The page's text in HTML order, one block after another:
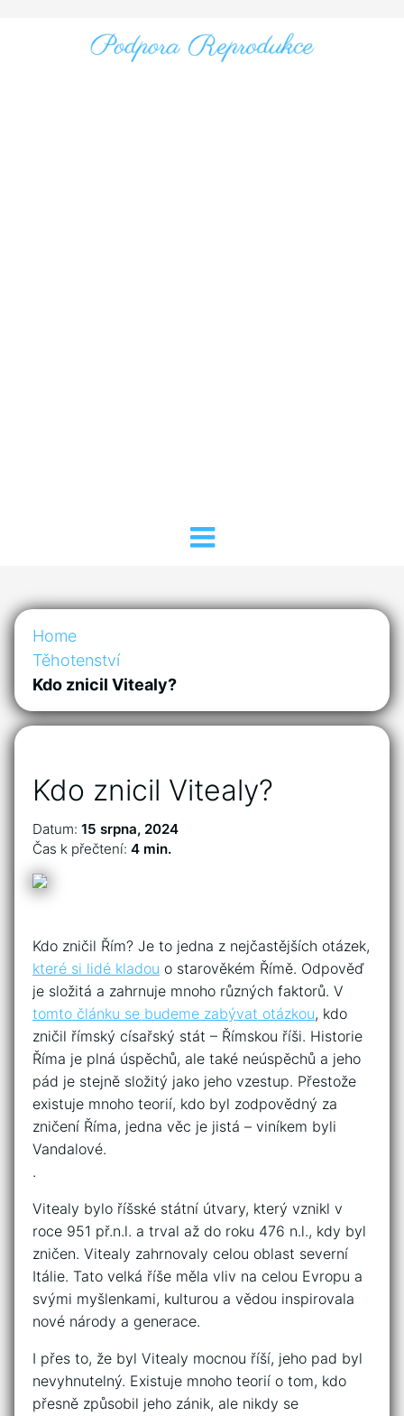
Home
Těhotenství
Kdo znicil Vitealy?
Kdo znicil Vitealy?
Datum: 15 srpna, 2024
Čas k přečtení: 4 min.
Kdo zničil Řím? Je to jedna z nejčastějších otázek,
které si lidé kladou o starověkém Římě. Odpověď
je složitá a zahrnuje mnoho různých faktorů. V
tomto článku se budeme zabývat otázkou, kdo
zničil římský císařský stát – Římskou říši. Historie
Říma je plná úspěchů, ale také neúspěchů a jeho
pád je stejně složitý jako jeho vzestup. Přestože
existuje mnoho teorií, kdo byl zodpovědný za
zničení Říma, jedna věc je jistá – viníkem byli
Vandalové.
.
Vitealy bylo říšské státní útvary, který vznikl v
roce 951 př.n.l. a trval až do roku 476 n.l., kdy byl
zničen. Vitealy zahrnovaly celou oblast severní
Itálie. Tato velká říše měla vliv na celou Evropu a
svými myšlenkami, kulturou a vědou inspirovala
nové národy a generace.
I přes to, že byl Vitealy mocnou říší, jeho pad byl
nevyhnutelný. Existuje mnoho teorií o tom, kdo
přesně způsobil jeho zánik, ale nikdy se